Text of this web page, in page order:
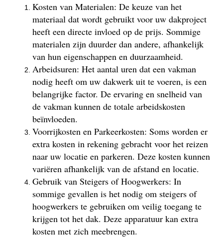
Kosten van Materialen: De keuze van het
materiaal dat wordt gebruikt voor uw dakproject
heeft een directe invloed op de prijs. Sommige
materialen zijn duurder dan andere, afhankelijk
van hun eigenschappen en duurzaamheid.
Arbeidsuren: Het aantal uren dat een vakman
nodig heeft om uw dakwerk uit te voeren, is een
belangrijke factor. De ervaring en snelheid van
de vakman kunnen de totale arbeidskosten
beïnvloeden.
Voorrijkosten en Parkeerkosten: Soms worden er
extra kosten in rekening gebracht voor het reizen
naar uw locatie en parkeren. Deze kosten kunnen
variëren afhankelijk van de afstand en locatie.
Gebruik van Steigers of Hoogwerkers: In
sommige gevallen is het nodig om steigers of
hoogwerkers te gebruiken om veilig toegang te
krijgen tot het dak. Deze apparatuur kan extra
kosten met zich meebrengen.